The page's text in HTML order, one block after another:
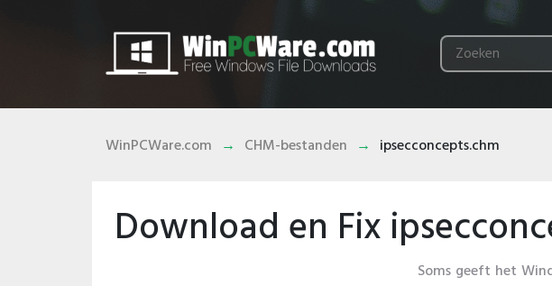
WinPCWare.com CHM-bestanden ipsecconcepts.chm
Download en Fix
Soms geeft het